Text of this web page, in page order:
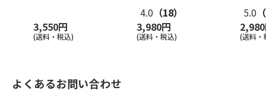
3,550円
(送料・税込)
4.0 （18）
3,980円
(送料・税込)
5.0
(送料・
よくあるお問い合わせ